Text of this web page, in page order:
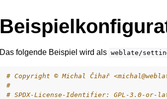
Das folgende Beispiel wird als weblate/
# Copyright © Michal Čihař
#
# SPDX-License-Identifier: GPL-3.0-or-